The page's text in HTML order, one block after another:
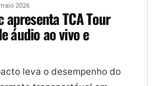
2026
TCA Tour
áudio ao vivo e
leva o desempenho do